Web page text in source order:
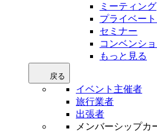
ミーティング
プライベー
セミナー
コンベンシ
もっと見る
戻る
イベント主催者
旅行業者
出張者
メンバーシップカ